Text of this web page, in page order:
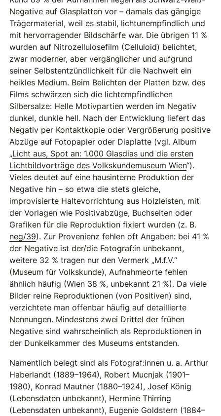
Negative auf Glasplatten vor – damals das gängige
Trägermaterial, weil es stabil, lichtunempfindlich und
mit hervorragender Bildschärfe war. Die übrigen 11 %
wurden auf Nitrozellulosefilm (Celluloid) belichtet,
zwar moderner, aber vergänglicher und aufgrund
seiner Selbstentzündlichkeit für die Nachwelt ein
heikles Medium. Beim Belichten der Platten bzw. des
Films schwärzen sich die lichtempfindlichen
Silbersalze: Helle Motivpartien werden im Negativ
dunkel, dunkle hell. Nach der Entwicklung liefert das
Negativ per Kontaktkopie oder Vergrößerung positive
Abzüge auf Fotopapier oder Diaplatte (vgl. Album
„Licht aus, Spot an: 1.000 Glasdias und die ersten
Lichtbildvorträge des Volkskundemuseum Wien“).
Vieles deutet auf eine hausinterne Produktion der
Negative hin – so etwa die stets gleiche,
improvisierte Haltevorrichtung aus Holzleisten, mit
der Vorlagen wie Positivabzüge, Buchseiten oder
Grafiken für die Reproduktion fixiert wurden (z. B.
neg/39). Zur Provenienz fehlen oft Angaben: bei 41 %
der Negative ist der/die Fotograf:in unbekannt,
weitere 32 % tragen nur den Vermerk „M.f.V.“
(Museum für Volkskunde), Aufnahmeorte fehlen
ähnlich häufig (Wien 38 %, unbekannt 21 %). Da viele
Bilder reine Reproduktionen (von Positiven) sind,
verzichtete man offenbar häufig auf detaillierte
Nennungen. Mindestens zwei Drittel der frühen
Negative sind wahrscheinlich als Reproduktionen in
der Dunkelkammer des Museums entstanden.
Namentlich belegt sind als Fotograf:innen u. a. Arthur
Haberlandt (1889–1964), Robert Mucnjak (1901–
1980), Konrad Mautner (1880–1924), Josef König
(Lebensdaten unbekannt), Hermine Thirring
(Lebensdaten unbekannt), Eugenie Goldstern (1884–